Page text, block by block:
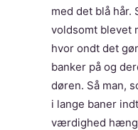
med det blå
voldsomt blevet
hvor ondt det
banker på og
døren. Så man,
i lange baner
værdighed